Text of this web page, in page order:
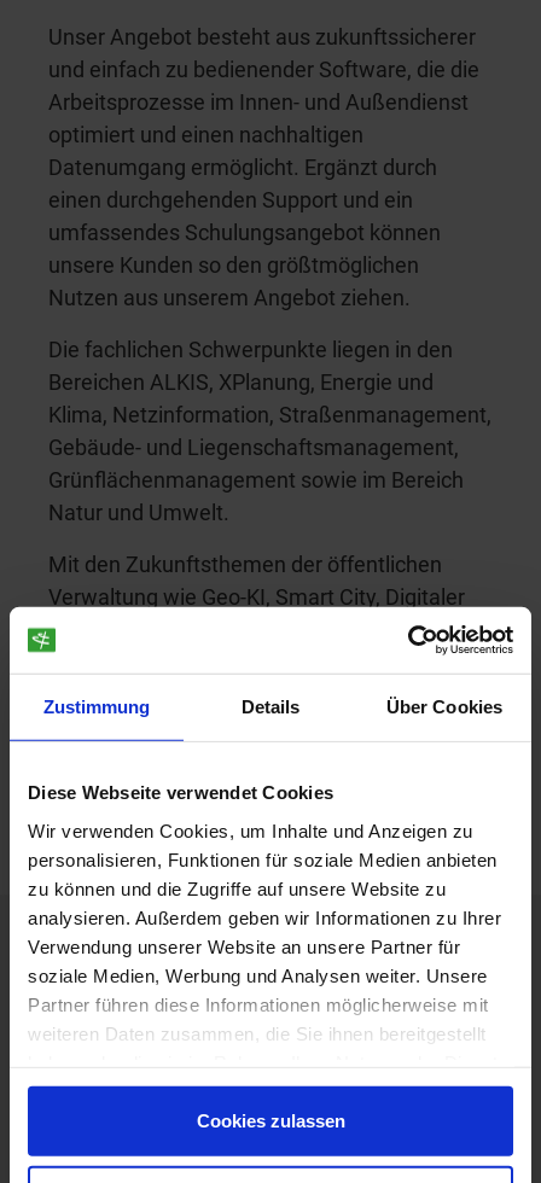
Zustimmung Details Über Cookies
Diese Webseite verwendet Cookies
Wir verwenden Cookies, um Inhalte und Anzeigen zu
personalisieren, Funktionen für soziale Medien anbieten
zu können und die Zugriffe auf unsere Website zu
analysieren. Außerdem geben wir Informationen zu Ihrer
Verwendung unserer Website an unsere Partner für
soziale Medien, Werbung und Analysen weiter. Unsere
Partner führen diese Informationen möglicherweise mit
weiteren Daten zusammen, die Sie ihnen bereitgestellt
gesammelt haben.
Cookies zulassen
Unser Angebot besteht aus zukunftssicherer
und einfach zu bedienender Software, die die
Arbeitsprozesse im Innen- und Außendienst
optimiert und einen nachhaltigen
Datenumgang ermöglicht. Ergänzt durch
einen durchgehenden Support und ein
umfassendes Schulungsangebot können
unsere Kunden so den größtmöglichen
Nutzen aus unserem Angebot ziehen.
Die fachlichen Schwerpunkte liegen in den
Bereichen ALKIS, XPlanung, Energie und
Klima, Netzinformation, Straßenmanagement,
Gebäude- und Liegenschaftsmanagement,
Grünflächenmanagement sowie im Bereich
Natur und Umwelt.
Mit den Zukunftsthemen der öffentlichen
Verwaltung wie Geo-KI, Smart City, Digitaler
Zwilling und kommunaler Wärmeplanung sind
wir ebenso vertraut wie mit der Umsetzung
praxisorientierter Digitalisierungsansätze.
30 Jahre Erfahrung, geprägt von Kontinuität
Partnerschaften unser Erfolgsrezept.